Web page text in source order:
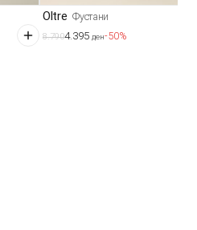
Oltre Фустани
8.7904.395 ден-50%